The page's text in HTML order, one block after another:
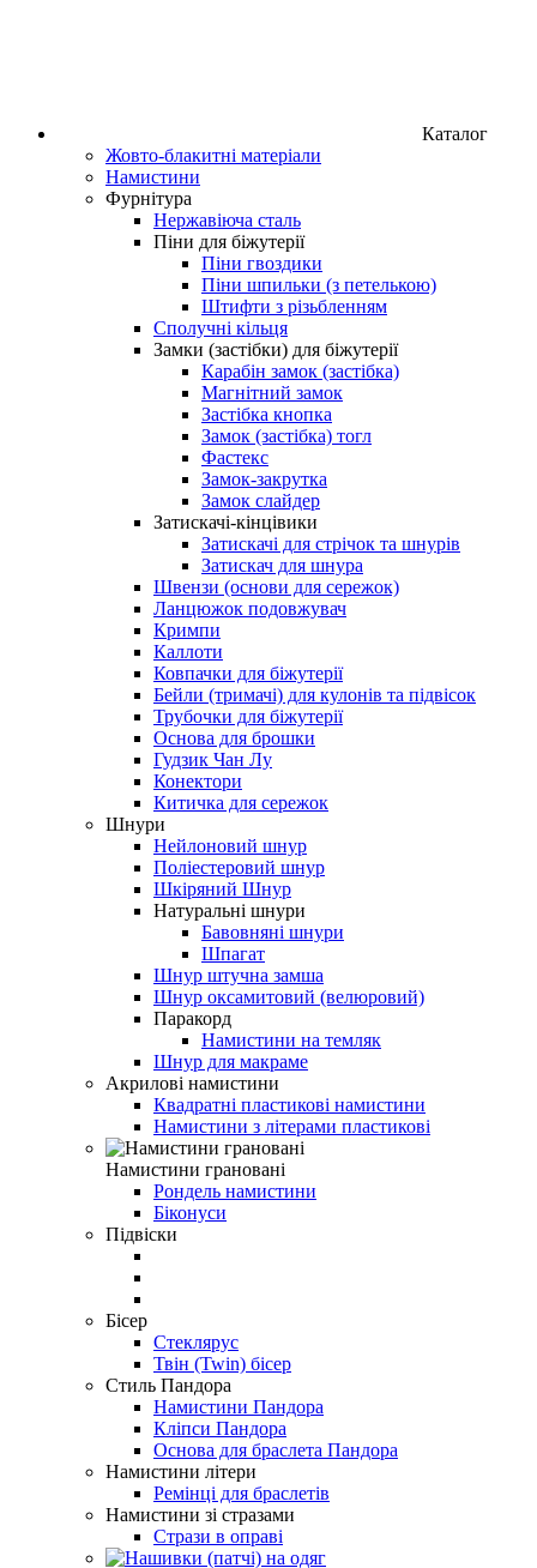
Каталог
Жовто-блакитні матеріали
Намистини
Фурнітура
Нержавіюча сталь
Піни для біжутерії
Піни гвоздики
Піни шпильки (з петелькою)
Штифти з різьбленням
Сполучні кільця
Замки (застібки) для біжутерії
Карабін замок (застібка)
Магнітний замок
Застібка кнопка
Замок (застібка) тогл
Фастекс
Замок-закрутка
Замок слайдер
Затискачі-кінцівики
Затискачі для стрічок та шнурів
Затискач для шнура
Швензи (основи для сережок)
Ланцюжок подовжувач
Кримпи
Каллоти
Ковпачки для біжутерії
Бейли (тримачі) для кулонів та підвісок
Трубочки для біжутерії
Основа для брошки
Гудзик Чан Лу
Конектори
Китичка для сережок
Шнури
Нейлоновий шнур
Поліестеровий шнур
Шкіряний Шнур
Натуральні шнури
Бавовняні шнури
Шпагат
Шнур штучна замша
Шнур оксамитовий (велюровий)
Паракорд
Намистини на темляк
Шнур для макраме
Акрилові намистини
Квадратні пластикові намистини
Намистини з літерами пластикові
Намистини грановані
Рондель намистини
Біконуси
Підвіски
Бісер
Стеклярус
Твін (Twin) бісер
Стиль Пандора
Намистини Пандора
Кліпси Пандора
Основа для браслета Пандора
Намистини літери
Ремінці для браслетів
Намистини зі стразами
Стрази в оправі